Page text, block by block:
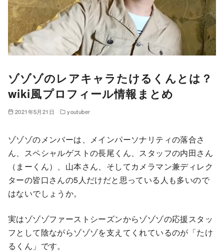
ゾゾゾのレアキャラたけるくんとは？
wiki風プロフィール情報まとめ
2021年5月21日 youtuber
ゾゾゾのメンバーは、メインパーソナリティの落合さ
ん、スペシャルゲストの長尾くん、スタッフの内田さん
（まーくん）、山本さん、そしてカメラマン兼ディレク
ターの皆口さんの5人だけだと思っている人も多いので
はないでしょうか。
実はゾゾゾファーストシーズンからゾゾゾの応援スタッ
フとして陰ながらゾゾゾを支えてくれているのが「たけ
るくん」です。